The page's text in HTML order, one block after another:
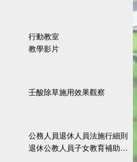
行動教室
教學影片
壬酸除草施用效果觀察
公務人員退休人員法施行細則
退休公教人員子女教育補助規定